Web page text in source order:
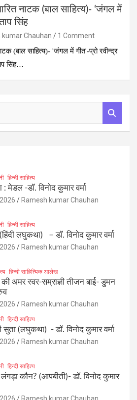
नाटक (बाल साहित्‍य)- ‘जंगल में
सिंह
kumar Chauhan
1 Comment
(बाल साहित्‍य)- 'जंगल में गीत'-प्रो रवीन्द्र
सिंह…
हिन्दी साहित्य
मेडल -डॉ. विनोद कुमार वर्मा
Ramesh kumar Chauhan
हिन्दी साहित्य
लघुकथा) – डॉ. विनोद कुमार वर्मा
Ramesh kumar Chauhan
हिन्दी साहित्यिक आलेख
की अमर स्वर-सम्राज्ञी तीजन बाई- डुमन
Ramesh kumar Chauhan
हिन्दी साहित्य
सुता (लघुकथा) ​- डॉ. विनोद कुमार वर्मा
Ramesh kumar Chauhan
हिन्दी साहित्य
कौन? (आपबीती)​- डॉ. विनोद कुमार